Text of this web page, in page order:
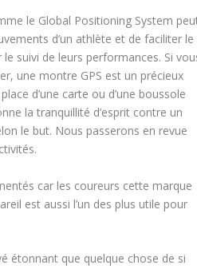
le Global Positioning System
d’un athlète et de faciliter le
suivi de leurs performances. Si
une montre GPS est un précieux
d’une carte ou d’une boussole
la tranquillité d’esprit contre un
le but. Nous passerons en revue
car les coureurs cette marque
est aussi l’un des plus utile pour
étonnant que quelque chose de si